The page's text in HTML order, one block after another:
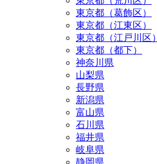
東京都（葛飾区）
東京都（江東区）
東京都（江戸川区）
東京都（都下）
神奈川県
山梨県
長野県
新潟県
富山県
石川県
福井県
岐阜県
静岡県